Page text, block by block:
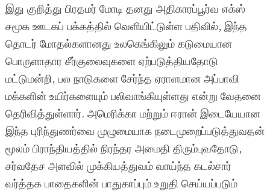
இது குறித்து பிரதமர் மோடி தனது அதிகாரப்பூர்வ எக்ஸ்
சமூக ஊடகப் பக்கத்தில் வெளியிட்டுள்ள பதிவில், இந்த
தொடர் மோதல்களானது உலகெங்கிலும் கடுமையான
பொருளாதார சீர்குலைவுகளை ஏற்படுத்தியதோடு
மட்டுமன்றி, பல நாடுகளை சேர்ந்த ஏராளமான அப்பாவி
மக்களின் உயிர்களையும் பலிவாங்கியுள்ளது என்று வேதனை
தெரிவித்துள்ளார். அமெரிக்கா மற்றும் ஈரான் இடையேயான
இந்த புரிந்துணர்வை முழுமையாக நடைமுறைப்படுத்துவதன்
மூலம் பிராந்தியத்தில் நிரந்தர அமைதி திரும்புவதோடு,
சர்வதேச அளவில் முக்கியத்துவம் வாய்ந்த கடல்சார்
வர்த்தக பாதைகளின் பாதுகாப்பும் உறுதி செய்யப்படும்